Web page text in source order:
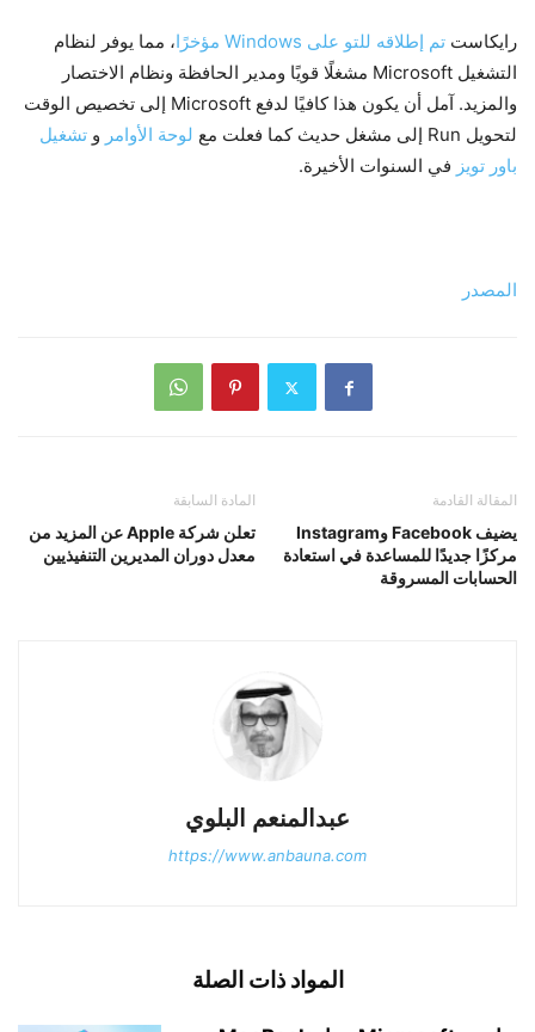
رايكاست تم إطلاقه للتو على Windows مؤخرًا
، مما يوفر لنظام
التشغيل Microsoft مشغلًا قويًا ومدير الحافظة ونظام الاختصار
والمزيد. آمل أن يكون هذا كافيًا لدفع Microsoft إلى تخصيص الوقت
لتحويل Run إلى مشغل حديث كما فعلت مع
لوحة الأوامر و تشغيل
باور تويز في السنوات الأخيرة.
المصدر
المادة السابقة
تعلن شركة Apple عن المزيد من
معدل دوران المديرين التنفيذيين
المقالة القادمة
يضيف Facebook وInstagram
مركزًا جديدًا للمساعدة في استعادة
الحسابات المسروقة
عبدالمنعم البلوي
https://www.anbauna.com
المواد ذات الصلة